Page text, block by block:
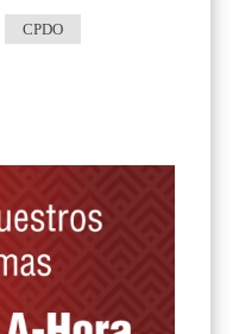
CPDO